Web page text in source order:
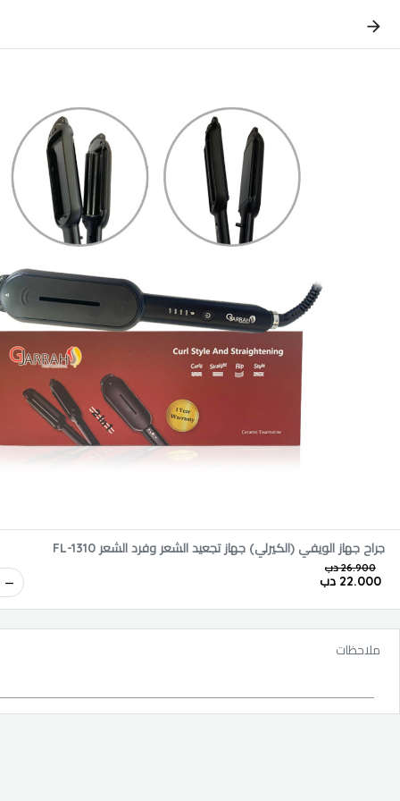
جراح جهاز الويفي (الكيرلي) جهاز تجعيد الشعر وفرد الشعر FL-1310
26.900 دب
22.000 دب
ملاحظات